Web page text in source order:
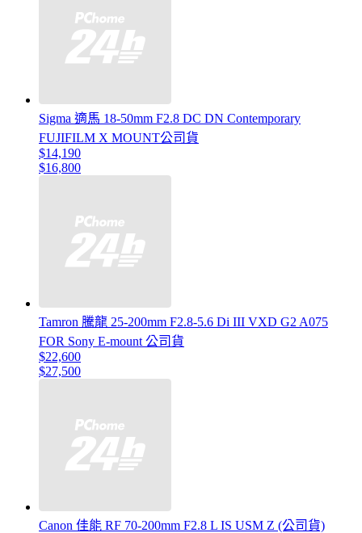
Sigma 適馬 18-50mm F2.8 DC DN Contemporary
FUJIFILM X MOUNT公司貨
$14,190
$16,800
Tamron 騰龍 25-200mm F2.8-5.6 Di III VXD G2 A075
FOR Sony E-mount 公司貨
$22,600
$27,500
Canon 佳能 RF 70-200mm F2.8 L IS USM Z (公司貨)